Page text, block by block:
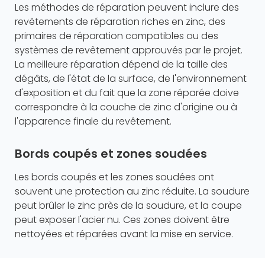
Les méthodes de réparation peuvent inclure des
revêtements de réparation riches en zinc, des
primaires de réparation compatibles ou des
systèmes de revêtement approuvés par le projet.
La meilleure réparation dépend de la taille des
dégâts, de l'état de la surface, de l'environnement
d'exposition et du fait que la zone réparée doive
correspondre à la couche de zinc d'origine ou à
l'apparence finale du revêtement.
Bords coupés et zones soudées
Les bords coupés et les zones soudées ont
souvent une protection au zinc réduite. La soudure
peut brûler le zinc près de la soudure, et la coupe
peut exposer l'acier nu. Ces zones doivent être
nettoyées et réparées avant la mise en service.